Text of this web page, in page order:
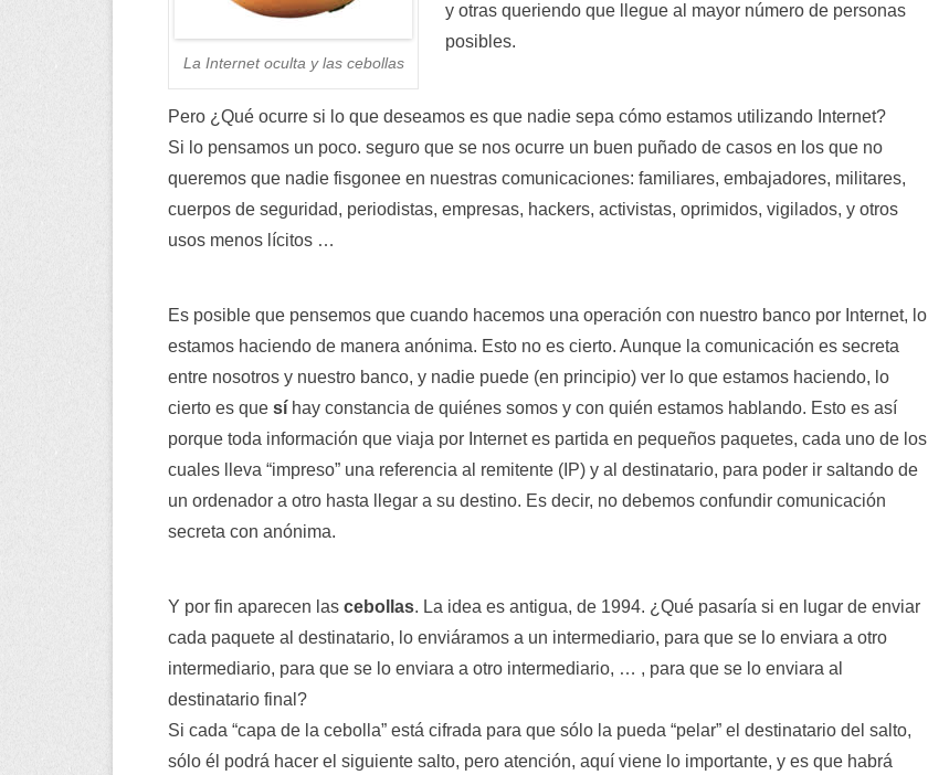
La Internet oculta y las cebollas
y otras queriendo que llegue al mayor número de personas
posibles.
Pero ¿Qué ocurre si lo que deseamos es que nadie sepa cómo estamos utilizando Internet?
Si lo pensamos un poco. seguro que se nos ocurre un buen puñado de casos en los que no
queremos que nadie fisgonee en nuestras comunicaciones: familiares, embajadores, militares,
cuerpos de seguridad, periodistas, empresas, hackers, activistas, oprimidos, vigilados, y otros
usos menos lícitos …
Es posible que pensemos que cuando hacemos una operación con nuestro banco por Internet, lo
estamos haciendo de manera anónima. Esto no es cierto. Aunque la comunicación es secreta
entre nosotros y nuestro banco, y nadie puede (en principio) ver lo que estamos haciendo, lo
cierto es que sí hay constancia de quiénes somos y con quién estamos hablando. Esto es así
porque toda información que viaja por Internet es partida en pequeños paquetes, cada uno de los
cuales lleva “impreso” una referencia al remitente (IP) y al destinatario, para poder ir saltando de
un ordenador a otro hasta llegar a su destino. Es decir, no debemos confundir comunicación
secreta con anónima.
Y por fin aparecen las cebollas. La idea es antigua, de 1994. ¿Qué pasaría si en lugar de enviar
cada paquete al destinatario, lo enviáramos a un intermediario, para que se lo enviara a otro
intermediario, para que se lo enviara a otro intermediario, … , para que se lo enviara al
destinatario final?
Si cada “capa de la cebolla” está cifrada para que sólo la pueda “pelar” el destinatario del salto,
sólo él podrá hacer el siguiente salto, pero atención, aquí viene lo importante, y es que habrá